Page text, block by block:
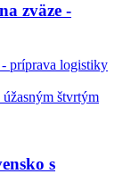
zväze -
s